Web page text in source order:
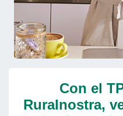
Con el
Ruralnostra,